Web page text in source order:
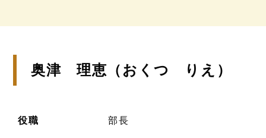
奥津 理恵（おくつ りえ）
役職 部長